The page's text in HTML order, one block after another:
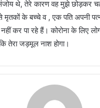
थे, तेरे कारण वह मुझे छोड़कर
के बच्चे व , एक पति अपनी
कर पा रहे हैं। कोरोना के लिए
तेरा जड़मूल नाश होगा।